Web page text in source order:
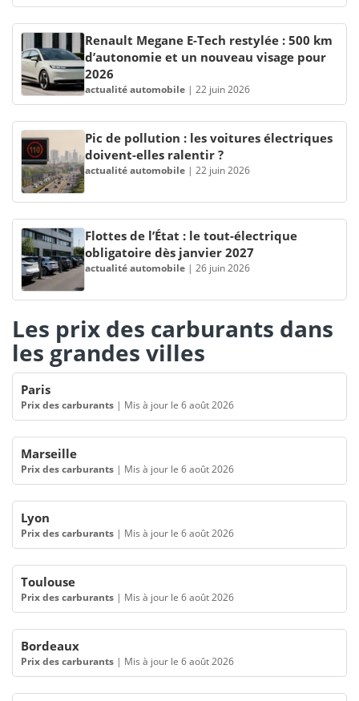
Renault Megane E-Tech restylée : 500 km
d’autonomie et un nouveau visage pour
2026
actualité automobile | 22 juin 2026
Pic de pollution : les voitures électriques
doivent-elles ralentir ?
actualité automobile | 22 juin 2026
Flottes de l’État : le tout-électrique
obligatoire dès janvier 2027
actualité automobile | 26 juin 2026
Les prix des carburants dans
les grandes villes
Paris
Prix des carburants | Mis à jour le 6 août 2026
Marseille
Prix des carburants | Mis à jour le 6 août 2026
Lyon
Prix des carburants | Mis à jour le 6 août 2026
Toulouse
Prix des carburants | Mis à jour le 6 août 2026
Bordeaux
Prix des carburants | Mis à jour le 6 août 2026